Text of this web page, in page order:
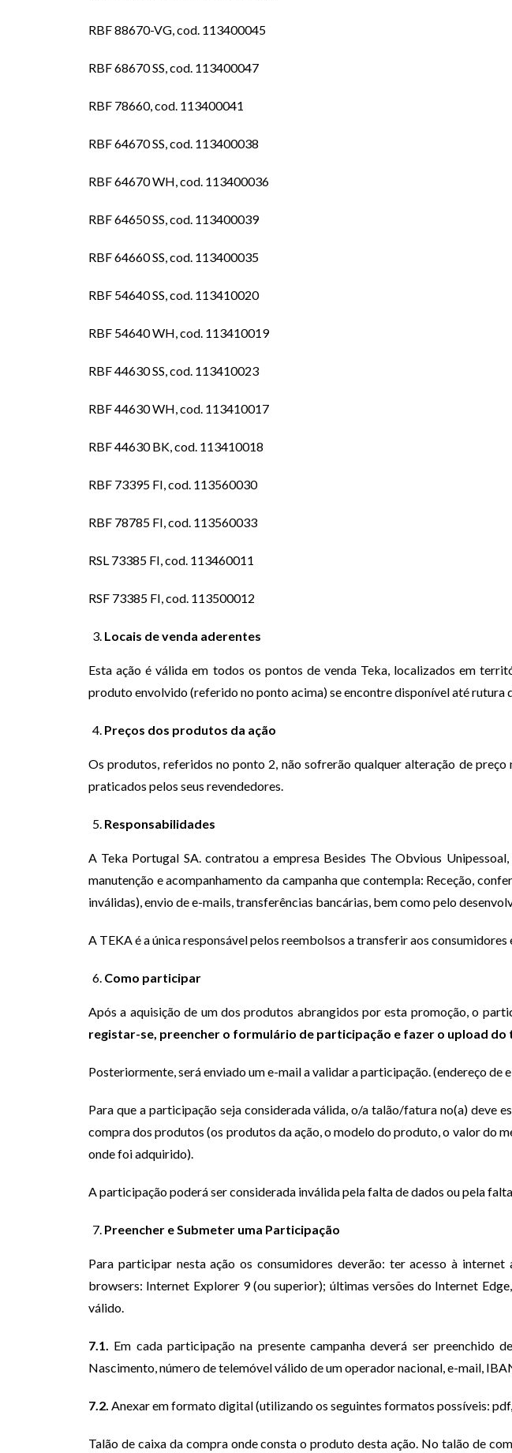
RBF 88670-VG, cod. 113400045
RBF 68670 SS, cod. 113400047
RBF 78660, cod. 113400041
RBF 64670 SS, cod. 113400038
RBF 64670 WH, cod. 113400036
RBF 64650 SS, cod. 113400039
RBF 64660 SS, cod. 113400035
RBF 54640 SS, cod. 113410020
RBF 54640 WH, cod. 113410019
RBF 44630 SS, cod. 113410023
RBF 44630 WH, cod. 113410017
RBF 44630 BK, cod. 113410018
RBF 73395 FI, cod. 113560030
RBF 78785 FI, cod. 113560033
RSL 73385 FI, cod. 113460011
RSF 73385 FI, cod. 113500012
Locais de venda aderentes
Esta ação é válida em todos os pontos de venda Teka, localizados em
produto envolvido (referido no ponto acima) se encontre disponível até rutura
Preços dos produtos da ação
Os produtos, referidos no ponto 2, não sofrerão qualquer alteração de
praticados pelos seus revendedores.
Responsabilidades
A Teka Portugal SA. contratou a empresa Besides The Obvious
manutenção e acompanhamento da campanha que contempla: Receção,
inválidas), envio de e-mails, transferências bancárias, bem como pelo
A TEKA é a única responsável pelos reembolsos a transferir aos
Como participar
Após a aquisição de um dos produtos abrangidos por esta promoção, o
registar-se, preencher o formulário de participação e fazer o upload
Posteriormente, será enviado um e-mail a validar a participação. (endereço de
Para que a participação seja considerada válida, o/a talão/fatura no(a) deve
compra dos produtos (os produtos da ação, o modelo do produto, o valor do
onde foi adquirido).
A participação poderá ser considerada inválida pela falta de dados ou pela
Preencher e Submeter uma Participação
Para participar nesta ação os consumidores deverão: ter acesso à
browsers: Internet Explorer 9 (ou superior); últimas versões do Internet
válido.
7.1. Em cada participação na presente campanha deverá ser
Nascimento, número de telemóvel válido de um operador nacional, e-mail,
7.2. Anexar em formato digital (utilizando os seguintes formatos possíveis:
Talão de caixa da compra onde consta o produto desta ação. No talão de